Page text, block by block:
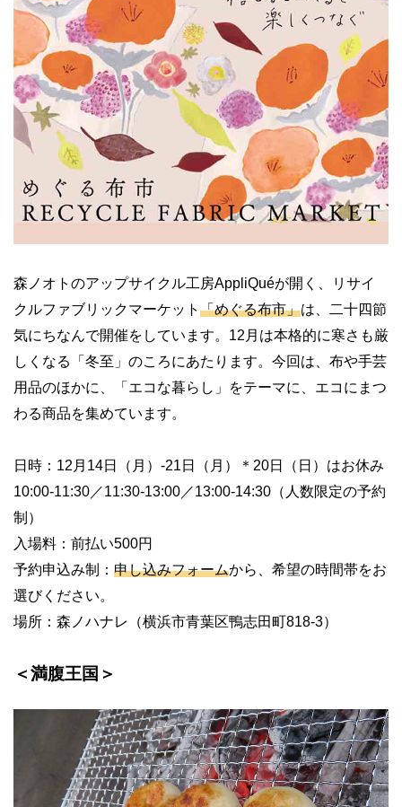
森ノオトのアップサイクル工房AppliQuéが開く、リサイ
クルファブリックマーケット 「めぐる布市」は、二十四節
気にちなんで開催をしています。 12 月は本格的に寒さも厳
しくなる「冬至」のころにあたります。今回は、布や手芸
用品のほかに、「エコな暮らし」をテーマに、エコにまつ
わる商品を集めています。
日時： 12 月 14日（月） -21 日（月）＊ 20日（日）はお休み
10:00-11:30／11:30-13:00／13:00-14:30 （人数限定の予約
制）
入場料：前払い500円
予約申込み制： 申し込みフォームから、希望の時間帯をお
選びください。
場所：森ノハナレ（横浜市青葉区鴨志田町818-3）
＜満腹王国＞